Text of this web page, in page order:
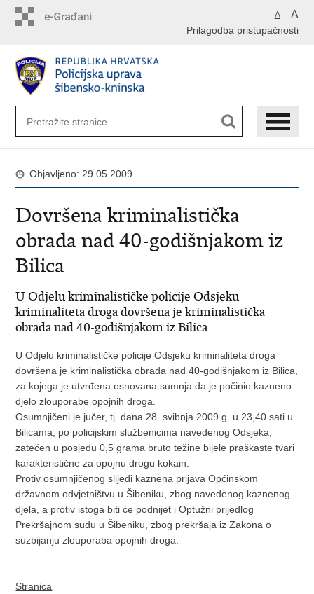
A A
Prilagodba pristupačnosti
Objavljeno: 29.05.2009.
Dovršena kriminalistička
obrada nad 40-godišnjakom iz
Bilica
U Odjelu kriminalističke policije Odsjeku
kriminaliteta droga dovršena je kriminalistička
obrada nad 40-godišnjakom iz Bilica
U Odjelu kriminalističke policije Odsjeku kriminaliteta droga
dovršena je kriminalistička obrada nad 40-godišnjakom iz Bilica,
za kojega je utvrđena osnovana sumnja da je počinio kazneno
djelo zlouporabe opojnih droga.
Osumnjičeni je jučer, tj. dana 28. svibnja 2009.g. u 23,40 sati u
Bilicama, po policijskim službenicima navedenog Odsjeka,
zatečen u posjedu 0,5 grama bruto težine bijele praškaste tvari
karakteristične za opojnu drogu kokain.
Protiv osumnjičenog slijedi kaznena prijava Općinskom
državnom odvjetništvu u Šibeniku, zbog navedenog kaznenog
djela, a protiv istoga biti će podnijet i Optužni prijedlog
Prekršajnom sudu u Šibeniku, zbog prekršaja iz Zakona o
suzbijanju zlouporaba opojnih droga.
Stranica